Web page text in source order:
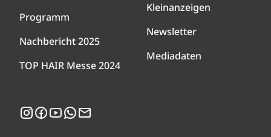
Programm
Nachbericht 2025
TOP HAIR Messe 2024
Kleinanzeigen
Newsletter
Mediadaten
Instagram
Facebook
YouTubeWhatsApp